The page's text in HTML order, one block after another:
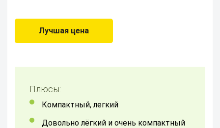
Лучшая цена
Плюсы:
Компактный, легкий
Довольно лёгкий и очень компактный